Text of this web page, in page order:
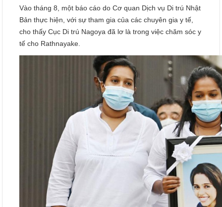
Vào tháng 8, một báo cáo do Cơ quan Dịch vụ Di trú Nhật
Bản thực hiện, với sự tham gia của các chuyên gia y tế,
cho thấy Cục Di trú Nagoya đã lơ là trong việc chăm sóc y
tế cho Rathnayake.